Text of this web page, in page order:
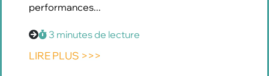
performances...
3 minutes de lecture
LIRE PLUS >>>